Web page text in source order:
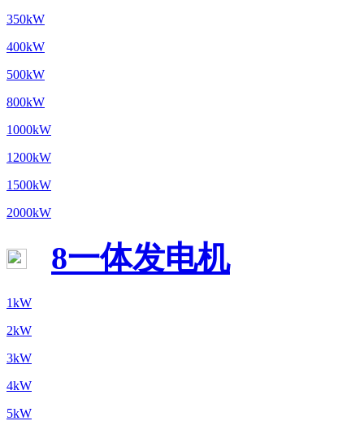
350kW
400kW
500kW
800kW
1000kW
1200kW
1500kW
2000kW
8一体发电机
1kW
2kW
3kW
4kW
5kW